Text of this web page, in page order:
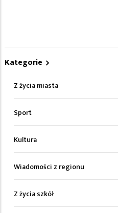
Kategorie
Z życia miasta
Sport
Kultura
Wiadomości z regionu
Z życia szkół